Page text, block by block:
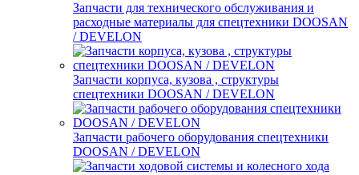
Запчасти для технического обслуживания и
расходные материалы для спецтехники DOOSAN
/ DEVELON
Запчасти корпуса, кузова , структуры
спецтехники DOOSAN / DEVELON
Запчасти рабочего оборудования спецтехники
DOOSAN / DEVELON